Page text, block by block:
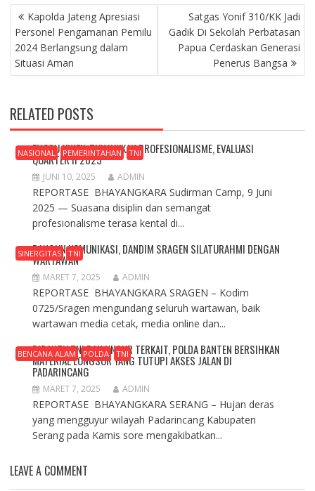
NAVIGASI
POSKapolda Jateng Apresiasi
Personel Pengamanan Pemilu
2024 Berlangsung dalam
Situasi Aman
Satgas Yonif 310/KK Jadi
Gadik Di Sekolah Perbatasan
Papua Cerdaskan Generasi
Penerus Bangsa
RELATED POSTS
NASIONAL PEMERINTAHAN TNI
FHQSU UNIFIL TUNJUKKAN PROFESIONALISME, EVALUASI
QUARTER II 2025
JUNI 10, 2025 ADMIN
REPORTASE BHAYANGKARA Sudirman Camp, 9 Juni
2025 — Suasana disiplin dan semangat
profesionalisme terasa kental di...
SINERGITAS TNI
BANGUN KOMUNIKASI, DANDIM SRAGEN SILATURAHMI DENGAN
WARTAWAN
MARET 7, 2025 ADMIN
REPORTASE BHAYANGKARA SRAGEN – Kodim
0725/Sragen mengundang seluruh wartawan, baik
wartawan media cetak, media online dan...
BENCANA ALAM POLDA TNI
DIBANTU TNI DAN UNSUR TERKAIT, POLDA BANTEN BERSIHKAN
MATERIAL LONGSOR YANG TUTUPI AKSES JALAN DI
PADARINCANG
MARET 7, 2025 ADMIN
REPORTASE BHAYANGKARA SERANG – Hujan deras
yang mengguyur wilayah Padarincang Kabupaten
Serang pada Kamis sore mengakibatkan...
LEAVE A COMMENT